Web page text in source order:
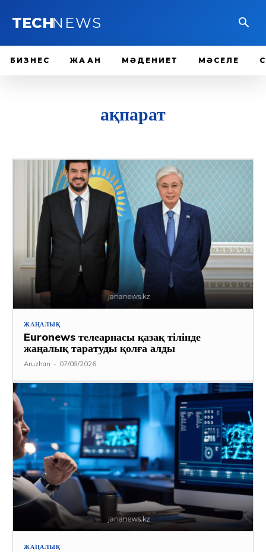
TECHNEWS
БИЗНЕС ЖАҺАН МӘДЕНИЕТ МӘСЕЛЕ
ақпарат
ЖАҢАЛЫҚ
Euronews телеарнасы қазақ тілінде
жаңалық таратуды қолға алды
Aruzhan - 07/08/2026
ЖАҢАЛЫҚ